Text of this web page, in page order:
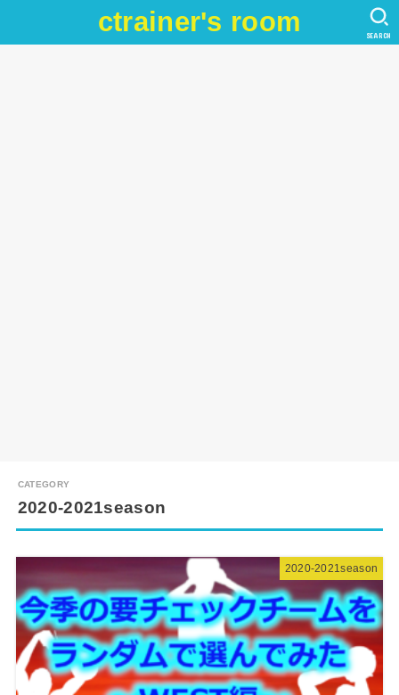
ctrainer's room SEARCH
2020-2021season
2020-2021season